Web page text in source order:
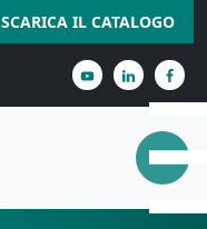
SCARICA IL CATALOGO